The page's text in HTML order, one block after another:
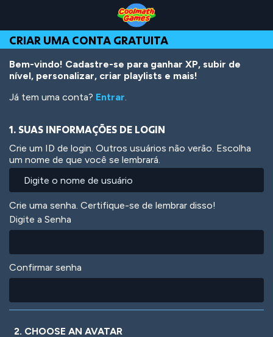
Top
of
Page
Navigation
Main
Content
Footer
o
conteúdo
principal
CRIAR UMA CONTA GRATUITA
Bem-vindo! Cadastre-se para ganhar XP, subir de
nível, personalizar, criar playlists e mais!
Já tem uma conta? Entrar.
1. SUAS INFORMAÇÕES DE LOGIN
Crie um ID de login. Outros usuários não verão. Escolha
um nome de que você se lembrará.
Crie uma senha. Certifique-se de lembrar disso!
Digite a Senha
Confirmar senha
2. CHOOSE AN AVATAR